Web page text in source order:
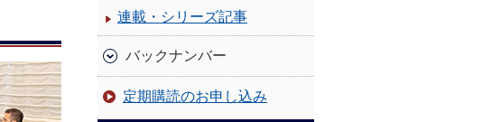
連載・シリーズ記事
バックナンバー
定期購読のお申し込み